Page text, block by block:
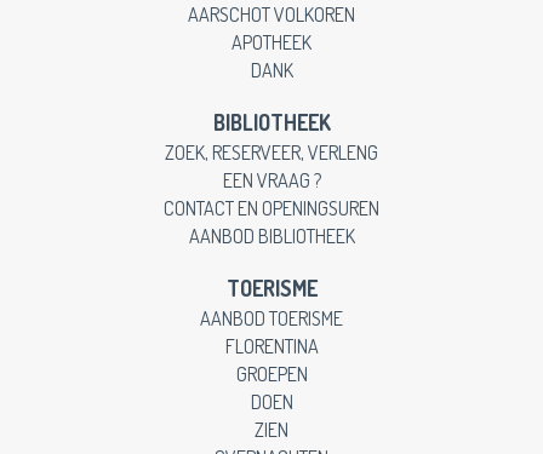
AARSCHOT VOLKOREN
APOTHEEK
DANK
BIBLIOTHEEK
ZOEK, RESERVEER, VERLENG
EEN VRAAG ?
CONTACT EN OPENINGSUREN
AANBOD BIBLIOTHEEK
TOERISME
AANBOD TOERISME
FLORENTINA
GROEPEN
DOEN
ZIEN